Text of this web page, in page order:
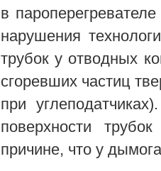
в
нарушения
трубок у отводных
сгоревших частиц
при
поверхности
причине, что у